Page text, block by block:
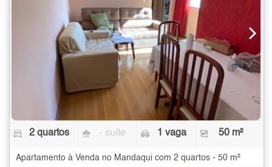
2 quartos - suíte 1 vaga 50 m²
Apartamento à Venda no Mandaqui com 2 quartos - 50 m²